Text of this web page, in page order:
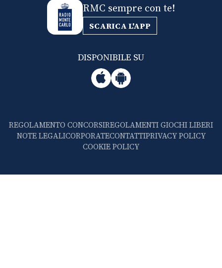
RMC sempre con te!
SCARICA L'APP
DISPONIBILE SU
REGOLAMENTO CONCORSIREGOLAMENTI GIOCHI LIBERI
NOTE LEGALICORPORATECONTATTIPRIVACY POLICY
COOKIE POLICY